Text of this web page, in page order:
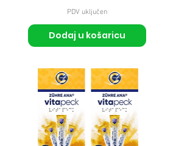
PDV uključen
Dodaj u košaricu